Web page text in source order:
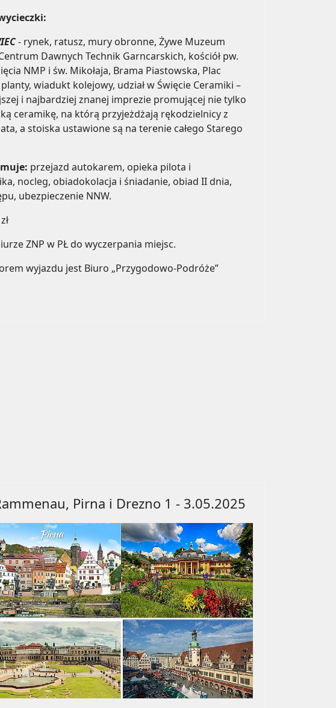
- rynek, ratusz, mury obronne, Żywe Muzeum
Dawnych Technik Garncarskich, kościół pw.
NMP i św. Mikołaja, Brama Piastowska, Plac
wiadukt kolejowy, udział w Święcie Ceramiki –
i najbardziej znanej imprezie promującej nie tylko
ceramikę, na którą przyjeżdżają rękodzielnicy z
a stoiska ustawione są na terenie całego Starego
przejazd autokarem, opieka pilota i
nocleg, obiadokolacja i śniadanie, obiad II dnia,
ubezpieczenie NNW.
ZNP w PŁ do wyczerpania miejsc.
wyjazdu jest Biuro „Przygodowo-Podróże”
Pirna i Drezno 1 - 3.05.2025